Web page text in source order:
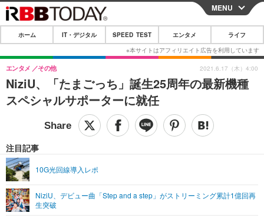
CLOSE
ホーム
IT・デジタル
IT・デジタルTOP スマートフォン
ショッピング その他
SPEED TEST
エンタメTOP 映画・ドラマ
グラビア
ライフTOP
その他
リリース一覧
プッシュ通知の停止方法
MENU
ホーム IT・デジタル SPEED TEST エンタメ ライフ
NiziU、「たまごっち」誕生25周年の最新機種
スペシャルサポーターに就任
エンタメ その他
注目記事
10G光回線導入レポ
NiziU、デビュー曲「Step and a step」がストリーミング累計1億回再
生突破
2021.6.17（木）4:00